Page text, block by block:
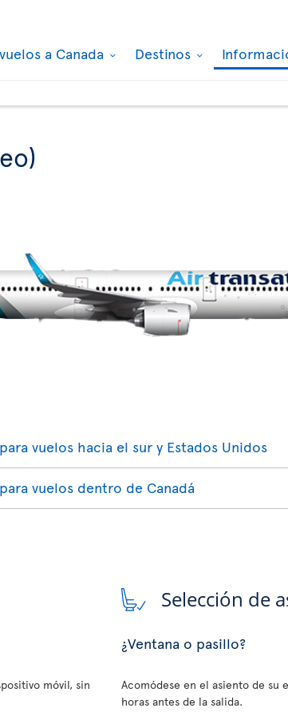
a Canada Destinos
vuelos hacia el sur y Estados Unidos
vuelos dentro de Canadá
móvil, sin
Selección de
¿Ventana o pasillo?
Acomódese en el asiento de su
horas antes de la salida.